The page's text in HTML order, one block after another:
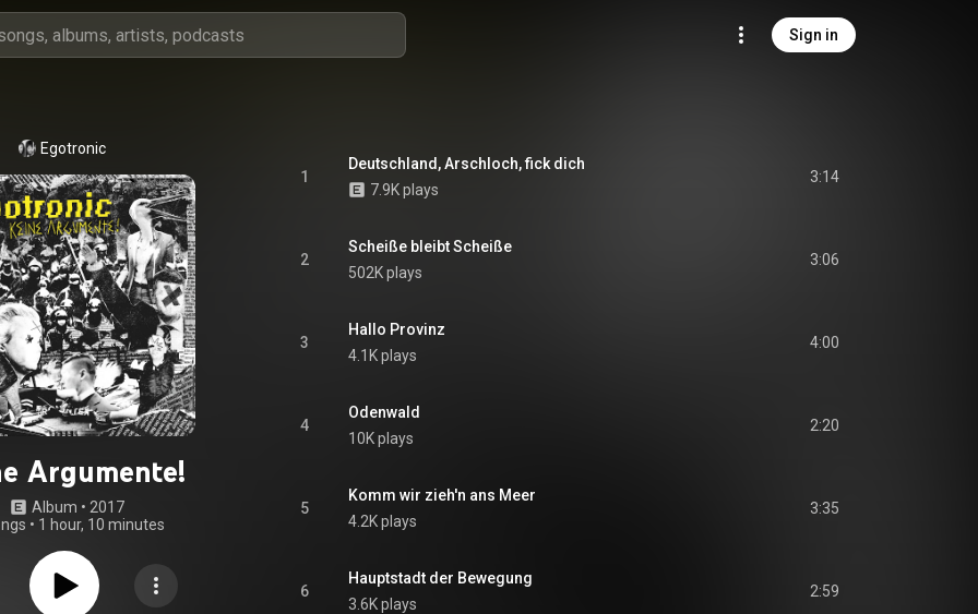
Sign in
Egotronic
Argumente!
Album • 2017
• 1 hour, 10 minutes
1
Deutschland, Arschloch, fick dich
7.9K plays
3:14
2
Scheiße bleibt Scheiße
502K plays
3:06
3
Hallo Provinz
4.1K plays
4:00
4
Odenwald
10K plays
2:20
5
Komm wir zieh'n ans Meer
4.2K plays
3:35
6
Hauptstadt der Bewegung
3.6K plays
2:59